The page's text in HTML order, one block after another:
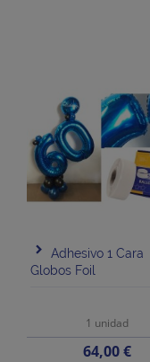
Adhesivo 1 Cara
Globos Foil
1 unidad
Precio
64,00 €